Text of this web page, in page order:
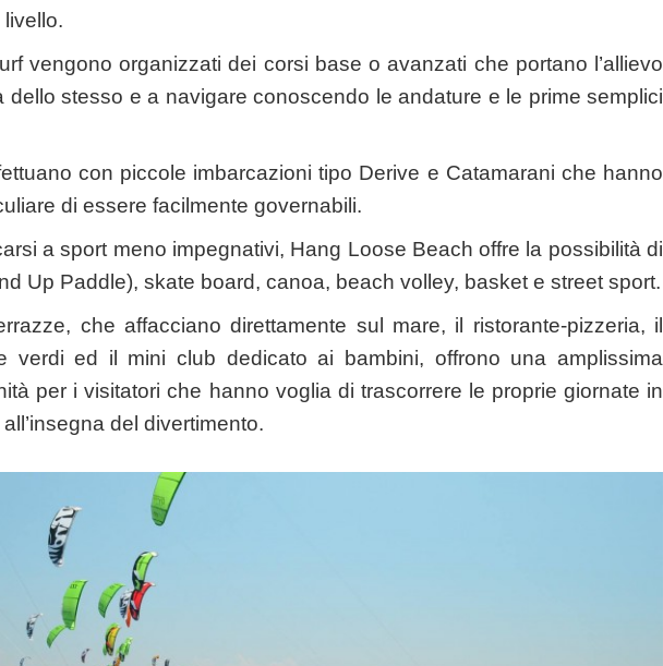
vengono organizzati dei corsi base o avanzati che portano l’allievo
dello stesso e a navigare conoscendo le andature e le prime semplici
con piccole imbarcazioni tipo Derive e Catamarani che hanno
di essere facilmente governabili.
a sport meno impegnativi, Hang Loose Beach offre la possibilità di
Up Paddle), skate board, canoa, beach volley, basket e street sport.
che affacciano direttamente sul mare, il ristorante-pizzeria, il
verdi ed il mini club dedicato ai bambini, offrono una amplissima
per i visitatori che hanno voglia di trascorrere le proprie giornate in
del divertimento.